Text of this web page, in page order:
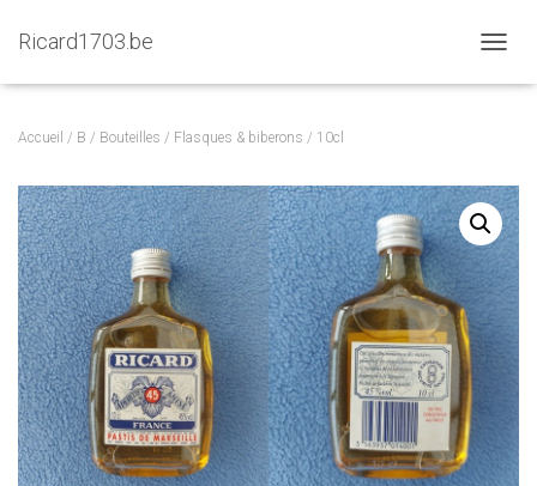
Ricard1703.be
É
R
L
A
N
A
N
Accueil / B / Bouteilles / Flasques & biberons / 10cl